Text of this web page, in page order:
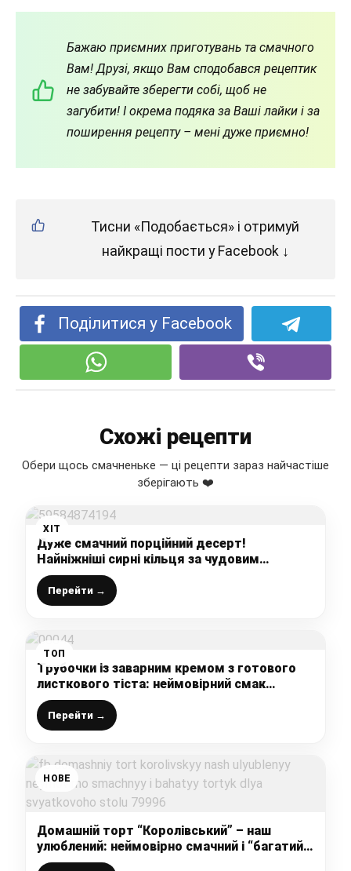
Бажаю приємних приготувань та смачного
Вам! Друзі, якщо Вам сподобався рецептик
не забувайте зберегти собі, щоб не
загубити! І окрема подяка за Ваші лайки і за
поширення рецепту – мені дуже приємно!
Тисни «Подобається» і отримуй
найкращі пости у Facebook ↓
Поділитися у Facebook
Схожі рецепти
Обери щось смачненьке — ці рецепти зараз найчастіше
зберігають ❤️
ХІТ
Дуже смачний порційний десерт!
Найніжніші сирні кільця за чудовим
рецептом моєї подруги-кондитера
Перейти →
ТОП
Трубочки із заварним кремом з готового
листкового тіста: неймовірний смак
дитинства, який знають всі
Перейти →
НОВЕ
Домашній торт “Королівський” – наш
улюблений: неймовірно смачний і “багатий”
тортик для святкового столу